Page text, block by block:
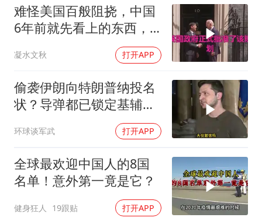
难怪美国百般阻挠，中国
6年前就先看上的东西，
凝水文秋 打开APP
偷袭伊朗向特朗普纳投名
状？导弹都已锁定基辅才
火速道歉，泽连斯基这场
豪赌到底有多疯？
环球谈军武 打开APP
全球最欢迎中国人的8国
名单！意外第一竟是它？
健身狂人 19跟贴 打开APP